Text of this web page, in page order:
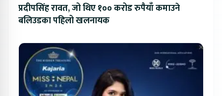
प्रदीपसिंह रावत, जो थिए १०० करोड रुपैयाँ कमाउने
बलिउडका पहिलो खलनायक